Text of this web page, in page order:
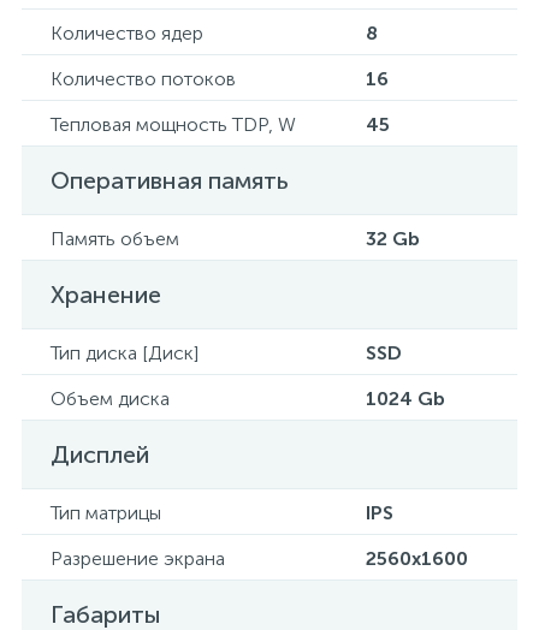
Количество ядер
8
Количество потоков
16
Тепловая мощность TDP, W
45
Оперативная память
Память объем 32 Gb
Хранение
Тип диска [Диск]
SSD
Объем диска
1024 Gb
Дисплей
Тип матрицы
IPS
Разрешение экрана
2560x1600
Габариты